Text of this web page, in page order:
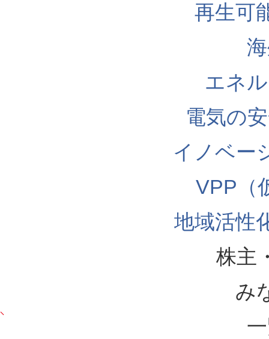
再生可
エネ
電気の
イノベー
VPP（
地域活性
株主
み